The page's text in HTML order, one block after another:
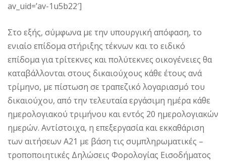
av_uid=’av-1u5b22′]
Στο εξής, σύμφωνα με την υπουργική απόφαση, το
ενιαίο επίδομα στήριξης τέκνων και το ειδικό
επίδομα για τρίτεκνες και πολύτεκνες οικογένειες θα
καταβάλλονται στους δικαιούχους κάθε έτους ανά
τρίμηνο, με πίστωση σε τραπεζικό λογαριασμό του
δικαιούχου, από την τελευταία εργάσιμη ημέρα κάθε
ημερολογιακού τριμήνου και εντός 20 ημερολογιακών
ημερών. Αντίστοιχα, η επεξεργασία και εκκαθάριση
των αιτήσεων Α21 με βάση τις συμπληρωματικές –
τροποποιητικές Δηλώσεις Φορολογίας Εισοδήματος